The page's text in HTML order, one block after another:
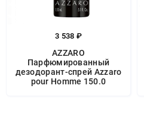
3 538 ₽
AZZARO
Парфюмированный
дезодорант-спрей Azzaro
pour Homme 150.0